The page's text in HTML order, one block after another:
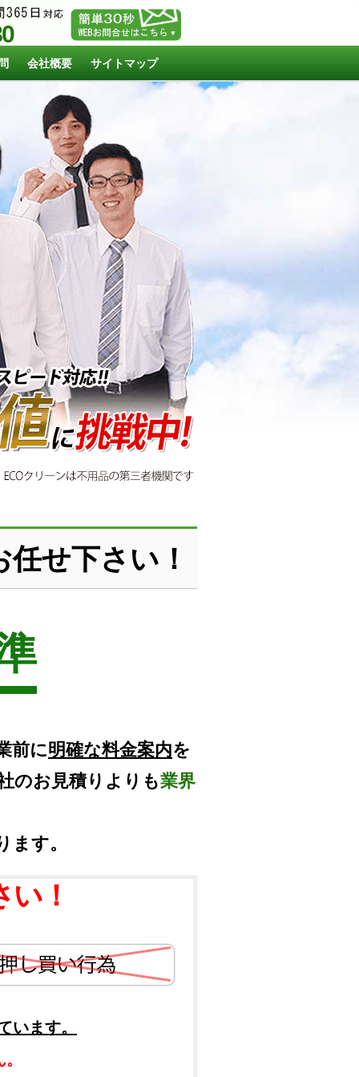
会社概要 サイトマップ
せ下さい！
前に明確な料金案内を
のお見積りよりも業界
ます。
！
います。